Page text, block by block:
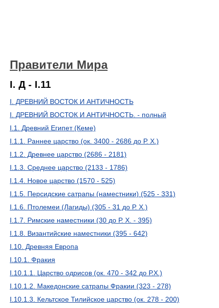
Правители Мира
I. Д - I.11
I. ДРЕВНИЙ ВОСТОК И АНТИЧНОСТЬ
I. ДРЕВНИЙ ВОСТОК И АНТИЧНОСТЬ. - полный
I.1. Древний Египет (Кеме)
I.1.1. Раннее царство (ок. 3400 - 2686 до Р. Х.)
I.1.2. Древнее царство (2686 - 2181)
I.1.3. Среднее царство (2133 - 1786)
I.1.4. Новое царство (1570 - 525)
I.1.5. Персидские сатрапы (наместники) (525 - 331)
I.1.6. Птолемеи (Лагиды) (305 - 31 до Р. Х.)
I.1.7. Римские наместники (30 до Р. Х. - 395)
I.1.8. Византийские наместники (395 - 642)
I.10. Древняя Европа
I.10.1. Фракия
I.10.1.1. Царство одрисов (ок. 470 - 342 до Р.Х.)
I.10.1.2. Македонские сатрапы Фракии (323 - 278)
I.10.1.3. Кельтское Тилийское царство (ок. 278 - 200)